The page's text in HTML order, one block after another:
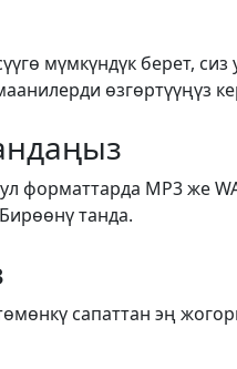
мүмкүндүк берет,
өзгөртүүңүз
форматтарда MP3 же
танда.
сапаттан эң